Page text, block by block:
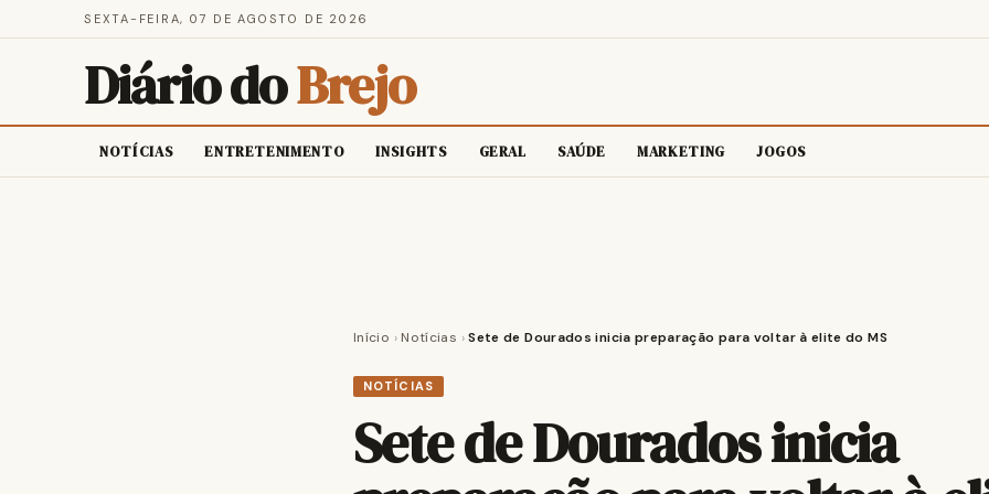
SEXTA-FEIRA, 07 DE AGOSTO DE 2026
Diário doBrejo
NOTÍCIAS ENTRETENIMENTO INSIGHTS GERAL SAÚDE MARKETING JOGOS
Início › Notícias › Sete de Dourados inicia preparação para voltar à elite do MS
NOTÍCIAS
Sete de Dourados inicia